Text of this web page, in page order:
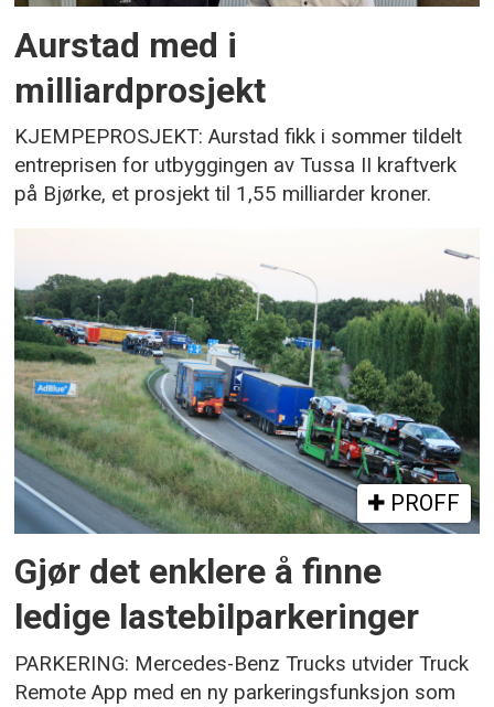
Aurstad med i
milliardprosjekt
KJEMPEPROSJEKT: Aurstad fikk i sommer tildelt
entreprisen for utbyggingen av Tussa II kraftverk
på Bjørke, et prosjekt til 1,55 milliarder kroner.
PROFF
Gjør det enklere å finne
ledige lastebilparkeringer
PARKERING: Mercedes-Benz Trucks utvider Truck
Remote App med en ny parkeringsfunksjon som